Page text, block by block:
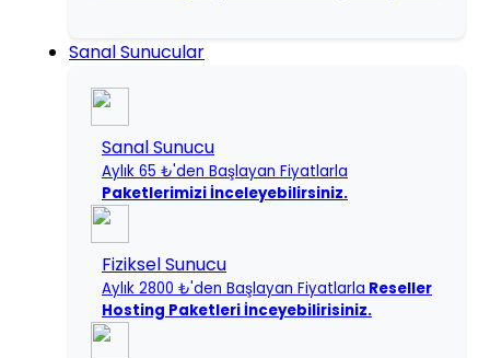
Sanal Sunucular
Sanal Sunucu
Aylık 65 ₺'den Başlayan Fiyatlarla
Paketlerimizi İnceleyebilirsiniz.
Fiziksel Sunucu
Aylık 2800 ₺'den Başlayan Fiyatlarla Reseller
Hosting Paketleri İnceyebilirisiniz.